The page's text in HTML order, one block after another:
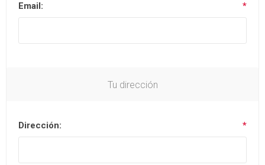
Email: *
Tu dirección
Dirección: *